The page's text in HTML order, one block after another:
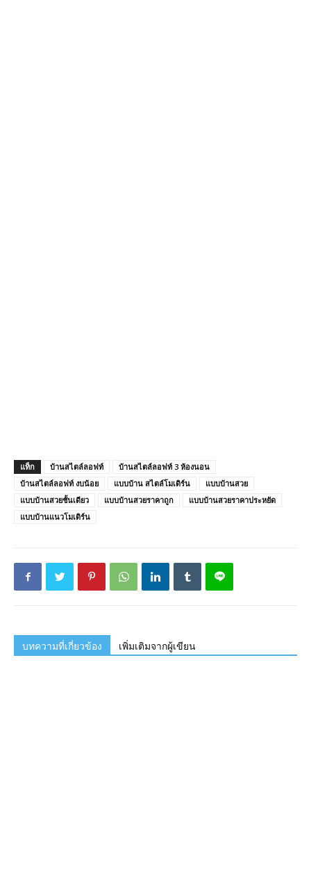
แท็ก บ้านสไตล์ลอฟท์
บ้านสไตล์ลอฟท์ 3 ห้องนอน
บ้านสไตล์ลอฟท์ งบน้อย
แบบบ้าน สไตล์โมเดิร์น
แบบบ้านสวย
แบบบ้านสวยชั้นเดียว
แบบบ้านสวยราคาถูก
แบบบ้านสวยราคาประหยัด
แบบบ้านแนวโมเดิร์น
บทความที่เกี่ยวข้อง เพิ่มเติมจากผู้เขียน